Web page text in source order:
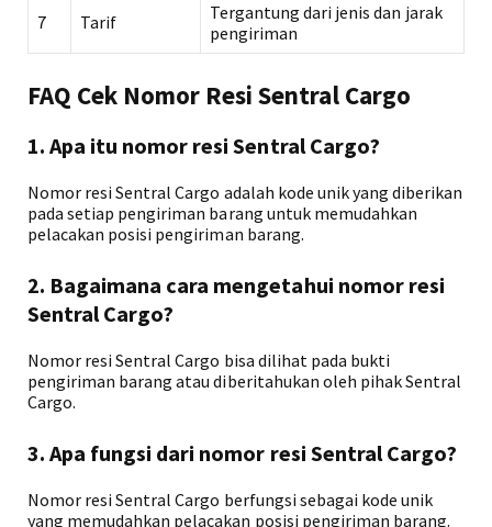
7 Tarif
Tergantung dari jenis dan jarak
pengiriman
FAQ Cek Nomor Resi Sentral Cargo
1. Apa itu nomor resi Sentral Cargo?
Nomor resi Sentral Cargo adalah kode unik yang diberikan
pada setiap pengiriman barang untuk memudahkan
pelacakan posisi pengiriman barang.
2. Bagaimana cara mengetahui nomor resi
Sentral Cargo?
Nomor resi Sentral Cargo bisa dilihat pada bukti
pengiriman barang atau diberitahukan oleh pihak Sentral
Cargo.
3. Apa fungsi dari nomor resi Sentral Cargo?
Nomor resi Sentral Cargo berfungsi sebagai kode unik
yang memudahkan pelacakan posisi pengiriman barang.